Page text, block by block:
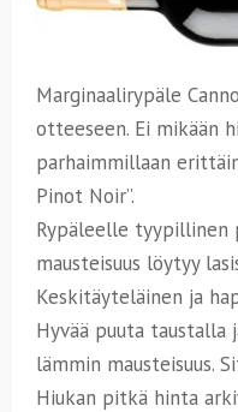
Marginaalirypäle
otteeseen. Ei mikään
parhaimmillaan
Pinot Noir”.
Rypäleelle tyypillinen
mausteisuus löytyy
Keskitäyteläinen ja
Hyvää puuta taustalla
lämmin mausteisuus.
Hiukan pitkä hinta